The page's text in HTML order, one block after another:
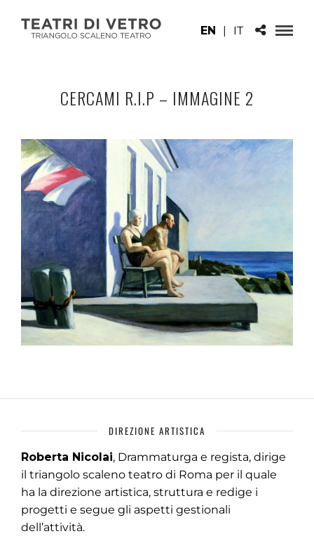
EN | IT
CERCAMI R.I.P – IMMAGINE 2
DIREZIONE ARTISTICA
Roberta Nicolai, Drammaturga e regista, dirige
il triangolo scaleno teatro di Roma per il quale
ha la direzione artistica, struttura e redige i
progetti e segue gli aspetti gestionali
dell’attività.